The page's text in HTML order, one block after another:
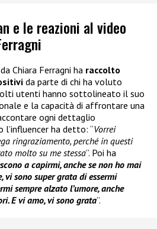
e le reazioni al video
Chiara Ferragni ha raccolto
da parte di chi ha voluto
utenti hanno sottolineato il suo
e la capacità di affrontare una
ogni dettaglio
l’influencer ha detto: “Vorrei
ringraziamento, perché in questi
molto su me stessa”. Poi ha
a capirmi, anche se non ho mai
vi sono super grata di essermi
sempre alzato l’umore, anche
E vi amo, vi sono grata”.